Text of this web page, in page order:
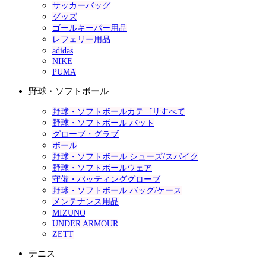
サッカーバッグ
グッズ
ゴールキーパー用品
レフェリー用品
adidas
NIKE
PUMA
野球・ソフトボール
野球・ソフトボールカテゴリすべて
野球・ソフトボール バット
グローブ・グラブ
ボール
野球・ソフトボール シューズ/スパイク
野球・ソフトボールウェア
守備・バッティンググローブ
野球・ソフトボール バッグ/ケース
メンテナンス用品
MIZUNO
UNDER ARMOUR
ZETT
テニス